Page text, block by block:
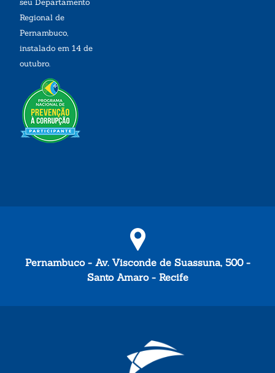
seu Departamento
Regional de
Pernambuco,
instalado em 14 de
outubro.
Pernambuco - Av. Visconde de Suassuna, 500 -
Santo Amaro - Recife